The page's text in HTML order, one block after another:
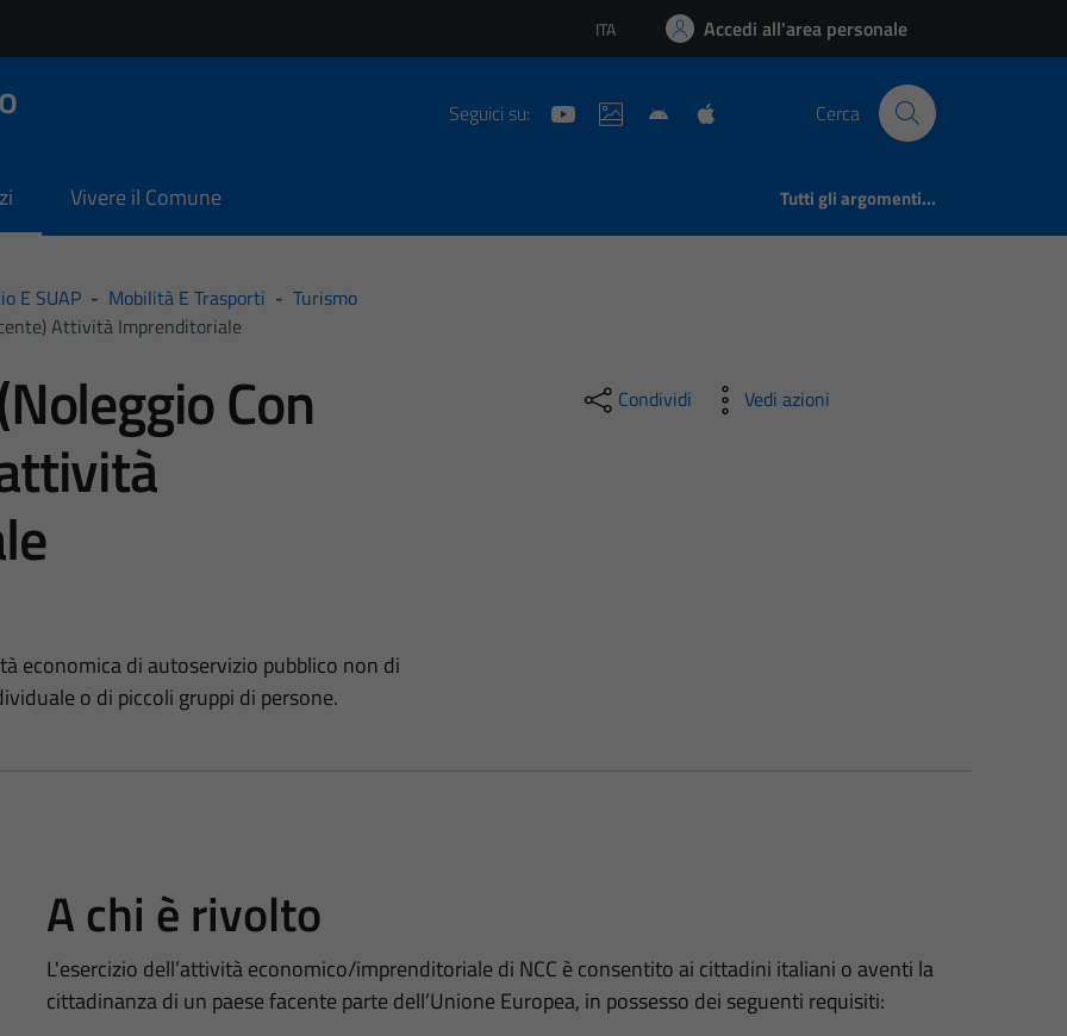
Lingua attiva:
ITA Accedi all'area personale
Seguici su: Cerca
Vivere il Comune Tutti gli argomenti...
E SUAP - Mobilità E Trasporti - Turismo
Attività Imprenditoriale
Con
economica di autoservizio pubblico non di
o di piccoli gruppi di persone.
Condividi Vedi azioni
A chi è rivolto
L'esercizio dell’attività economico/imprenditoriale di NCC è consentito ai cittadini italiani o aventi la
cittadinanza di un paese facente parte dell’Unione Europea, in possesso dei seguenti requisiti: